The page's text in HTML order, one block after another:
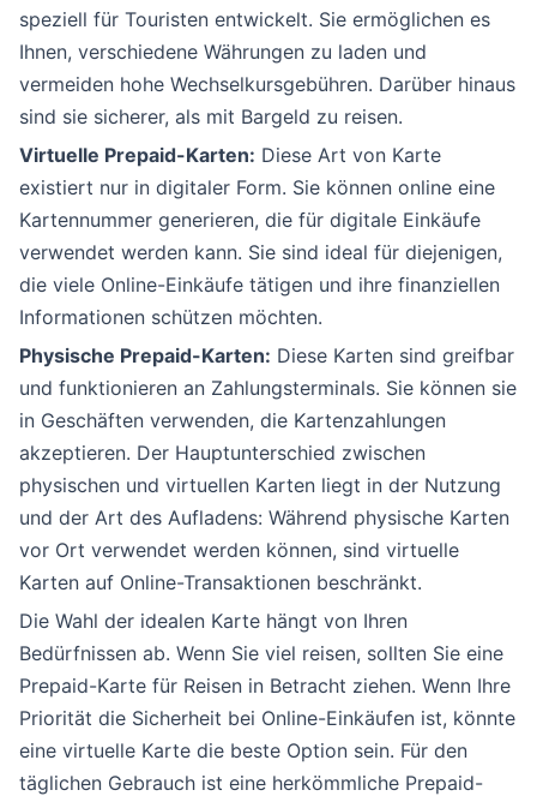
speziell für Touristen entwickelt. Sie ermöglichen es
Ihnen, verschiedene Währungen zu laden und
vermeiden hohe Wechselkursgebühren. Darüber hinaus
sind sie sicherer, als mit Bargeld zu reisen.
Virtuelle Prepaid-Karten: Diese Art von Karte
existiert nur in digitaler Form. Sie können online eine
Kartennummer generieren, die für digitale Einkäufe
verwendet werden kann. Sie sind ideal für diejenigen,
die viele Online-Einkäufe tätigen und ihre finanziellen
Informationen schützen möchten.
Physische Prepaid-Karten: Diese Karten sind greifbar
und funktionieren an Zahlungsterminals. Sie können sie
in Geschäften verwenden, die Kartenzahlungen
akzeptieren. Der Hauptunterschied zwischen
physischen und virtuellen Karten liegt in der Nutzung
und der Art des Aufladens: Während physische Karten
vor Ort verwendet werden können, sind virtuelle
Karten auf Online-Transaktionen beschränkt.
Die Wahl der idealen Karte hängt von Ihren
Bedürfnissen ab. Wenn Sie viel reisen, sollten Sie eine
Prepaid-Karte für Reisen in Betracht ziehen. Wenn Ihre
Priorität die Sicherheit bei Online-Einkäufen ist, könnte
eine virtuelle Karte die beste Option sein. Für den
täglichen Gebrauch ist eine herkömmliche Prepaid-